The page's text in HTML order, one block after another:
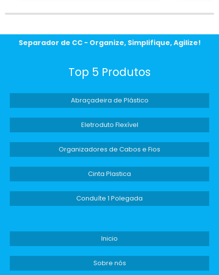
Separador de CC - Organize, Simplifique, Agilize!
Top 5 Produtos
Abraçadeira de Plástico
Eletroduto Flexível
Organizadores de Cabos e Fios
Cinta Plastica
Conduíte 1 Polegada
Inicio
Sobre nós